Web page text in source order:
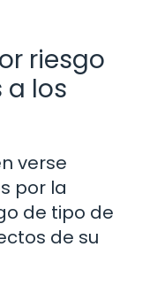
riesgo
a los
verse
por la
de tipo de
de su